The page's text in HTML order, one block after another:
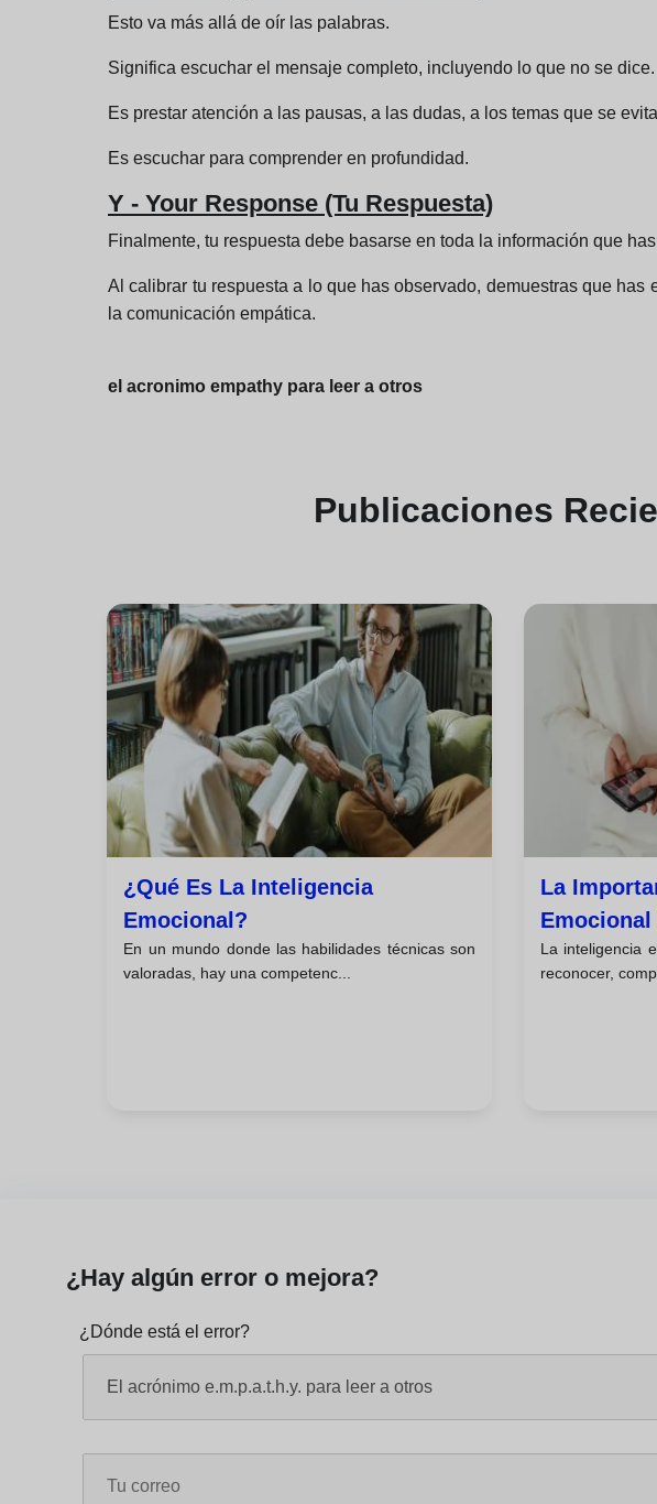
Esto va más allá de oír las palabras.
Significa escuchar el mensaje completo, incluyendo lo que no se dice.
Es prestar atención a las pausas, a las dudas, a los temas que se
Es escuchar para comprender en profundidad.
Y - Your Response (Tu Respuesta)
Finalmente, tu respuesta debe basarse en toda la información que
Al calibrar tu respuesta a lo que has observado, demuestras que
la comunicación empática.
el acronimo empathy para leer a otros
Publicaciones
¿qué Es La Inteligencia
Emocional?
En un mundo donde las habilidades técnicas son
valoradas, hay una competenc...
La
La inteligencia
reconocer,
¿Hay algún error o mejora?
¿Dónde está el error?